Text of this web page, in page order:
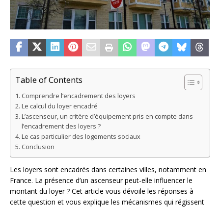
Table of Contents
Comprendre l’encadrement des loyers
Le calcul du loyer encadré
L’ascenseur, un critère d’équipement pris en compte dans
l’encadrement des loyers ?
Le cas particulier des logements sociaux
Conclusion
Les loyers sont encadrés dans certaines villes, notamment en
France. La présence d’un ascenseur peut-elle influencer le
montant du loyer ? Cet article vous dévoile les réponses à
cette question et vous explique les mécanismes qui régissent